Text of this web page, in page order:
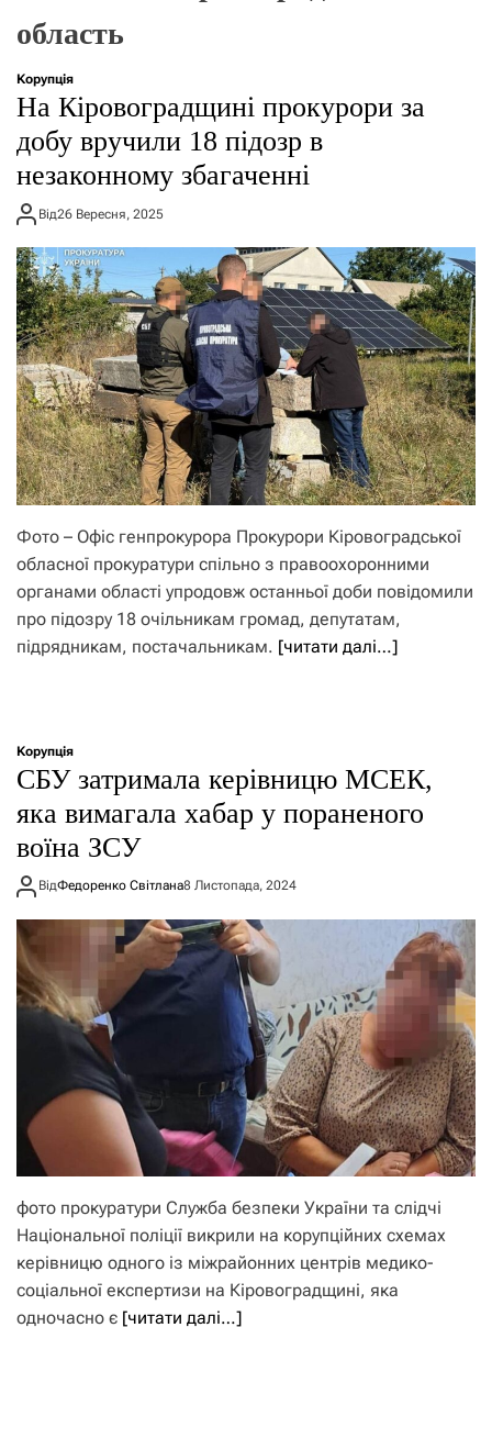
м
у
область
Корупція
На Кіровоградщині прокурори за
добу вручили 18 підозр в
незаконному збагаченні
Від26 Вересня, 2025
Фото – Офіс генпрокурора Прокурори Кіровоградської
обласної прокуратури спільно з правоохоронними
органами області упродовж останньої доби повідомили
про підозру 18 очільникам громад, депутатам,
підрядникам, постачальникам. [читати далі…]
Корупція
СБУ затримала керівницю МСЕК,
яка вимагала хабар у пораненого
воїна ЗСУ
ВідФедоренко Світлана8 Листопада, 2024
фото прокуратури Служба безпеки України та слідчі
Національної поліції викрили на корупційних схемах
керівницю одного із міжрайонних центрів медико-
соціальної експертизи на Кіровоградщині, яка
одночасно є [читати далі…]